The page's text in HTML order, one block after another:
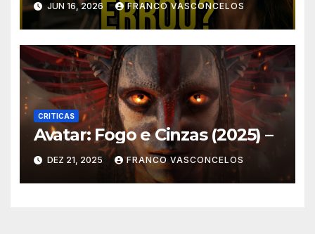
JUN 16, 2026 FRANCO VASCONCELOS
CRITICAS
Avatar: Fogo e Cinzas (2025) –
DEZ 21, 2025 FRANCO VASCONCELOS